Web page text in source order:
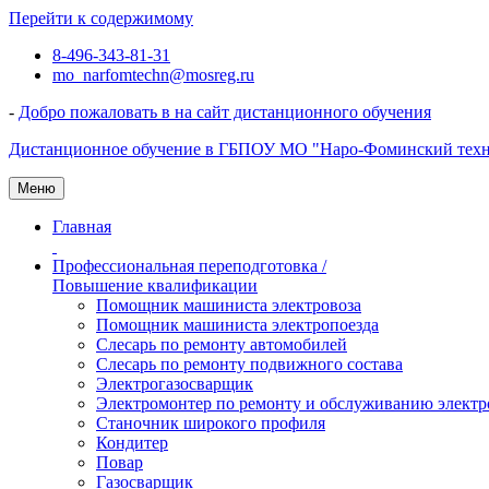
Перейти к содержимому
8-496-343-81-31
mo_narfomtechn@mosreg.ru
- Добро пожаловать в на сайт дистанционного обучения
Дистанционное обучение в ГБПОУ МО "Наро-Фоминский
Меню
Главная
Профессиональная переподготовка /
Повышение квалификации
Помощник машиниста электровоза
Помощник машиниста электропоезда
Слесарь по ремонту автомобилей
Слесарь по ремонту подвижного состава
Электрогазосварщик
Электромонтер по ремонту и обслуживанию
Станочник широкого профиля
Кондитер
Повар
Газосварщик